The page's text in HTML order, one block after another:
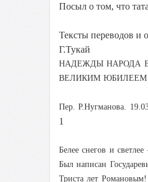
Посыл о том, что
Тексты переводов и
Г.Тукай
НАДЕЖДЫ НАРОДА
ВЕЛИКИМ ЮБИЛЕЕМ
Пер. Р.Нугманова.
1
Белее снегов и
Был написан
Триста лет Романовым!